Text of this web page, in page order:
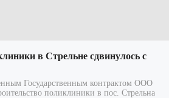
в Стрельне сдвинулось с
Государственным контрактом ООО
поликлиники в пос. Стрельна